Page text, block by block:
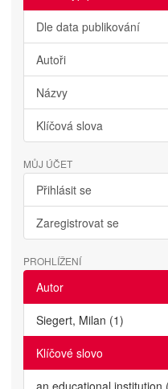
Dle data publikování
Autoři
Názvy
Klíčová slova
MŮJ ÚČET
Přihlásit se
Zaregistrovat se
PROHLÍŽENÍ
Autor
Siegert, Milan (1)
Klíčové slovo
an educational institution